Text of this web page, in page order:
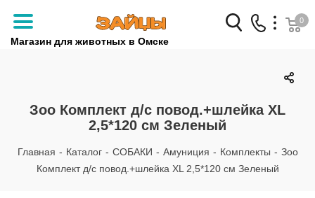
Магазин для животных в Омске
Заказать звонок
+7 (3812) 79-04-04
+7 (950) 959-88-32
0
Зоо Комплект д/с повод.+шлейка XL
2,5*120 см Зеленый
Главная - Каталог - СОБАКИ - Амуниция - Комплекты - Зоо
Комплект д/с повод.+шлейка XL 2,5*120 см Зеленый